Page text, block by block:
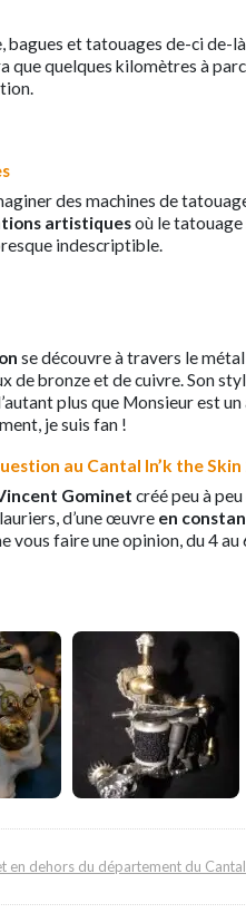
bagues et tatouages de-ci de-
que quelques kilomètres à
des machines de
artistiquesoù le tatouage
indescriptible.
se découvre à travers le
bronze et de cuivre. Son
plus que Monsieur est
je suis fan !
au Cantal In’k the Skin
Gominet créé peu à
d’une œuvre en
vous faire une opinion, du 4
en dehors du département du Cantal